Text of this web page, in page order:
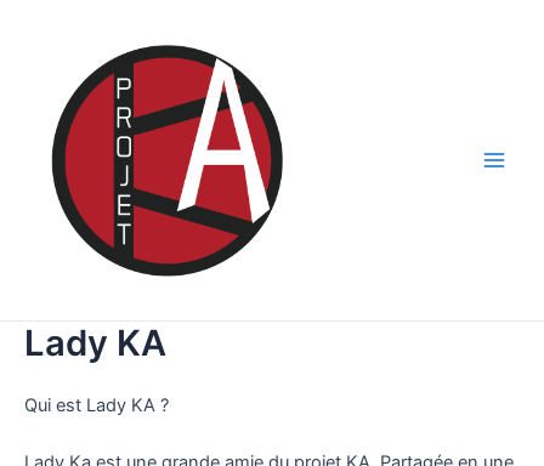
Lady KA
Qui est Lady KA ?